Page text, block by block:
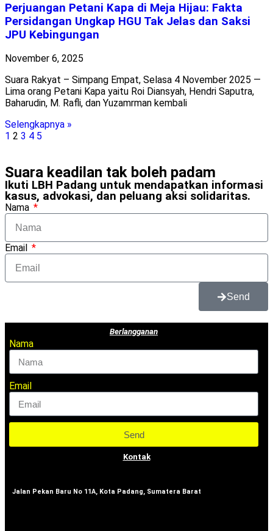
Perjuangan Petani Kapa di Meja Hijau: Fakta
Persidangan Ungkap HGU Tak Jelas dan Saksi
JPU Kebingungan
November 6, 2025
Suara Rakyat – Simpang Empat, Selasa 4 November 2025 —
Lima orang Petani Kapa yaitu Roi Diansyah, Hendri Saputra,
Baharudin, M. Rafli, dan Yuzamrman kembali
Selengkapnya »
1 2 3 4 5
Suara keadilan tak boleh padam
Ikuti LBH Padang untuk mendapatkan informasi
kasus, advokasi, dan peluang aksi solidaritas.
Nama
Email
Send
Berlangganan
Nama
Email
Send
Kontak
Jalan Pekan Baru No 11A, Kota Padang, Sumatera Barat